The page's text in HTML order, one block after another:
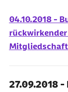
04.10.2018 -
27.09.2018